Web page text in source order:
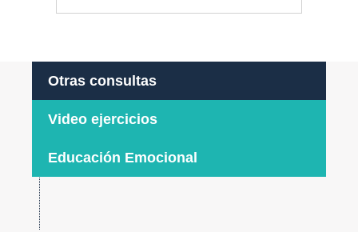
Otras consultas
Video ejercicios
Educación Emocional